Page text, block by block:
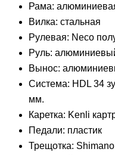
Рама:
Вилка: стальная
Рулевая: Neco
Руль:
Вынос:
Система: HDL 34
мм.
Каретка: Kenli
Педали: пластик
Трещотка: